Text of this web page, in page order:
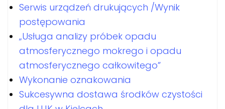
Serwis urządzeń drukujących /Wynik
postępowania
„Usługa analizy próbek opadu
atmosferycznego mokrego i opadu
atmosferycznego całkowitego”
Wykonanie oznakowania
Sukcesywna dostawa środków czystości